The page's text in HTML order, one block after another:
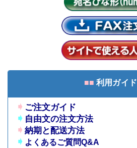
■■利用ガイド
➧ ご注文ガイド
➧ 自由文の注文方法
➧納期と配送方法
➧ よくあるご質問Q&A